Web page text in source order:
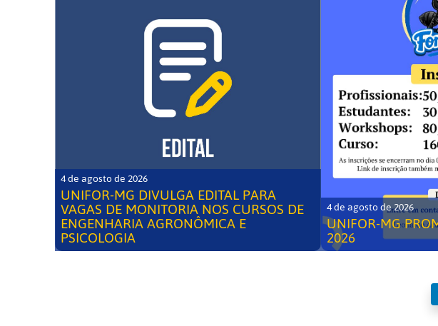
4 de agosto de 2026
UNIFOR-MG DIVULGA EDITAL PARA
VAGAS DE MONITORIA NOS CURSOS DE
ENGENHARIA AGRONÔMICA E
PSICOLOGIA
4 de agosto de 2026
UNIFOR-MG
2026